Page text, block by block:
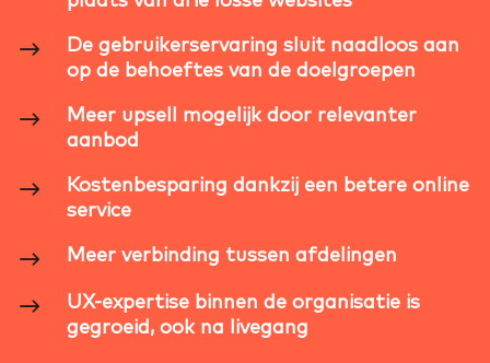
De gebruikerservaring sluit naadloos aan
op de behoeftes van de doelgroepen
Meer upsell mogelijk door relevanter
aanbod
Kostenbesparing dankzij een betere online
service
Meer verbinding tussen afdelingen
UX-expertise binnen de organisatie is
gegroeid, ook na livegang